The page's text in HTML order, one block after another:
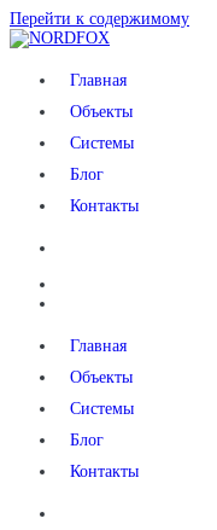
Перейти к содержимому
NORDFOXГлавная
Объекты
Системы
Блог
Контакты
Главная
Объекты
Системы
Блог
Контакты